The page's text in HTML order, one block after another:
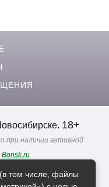
18+
при наличии активной
Bonsk.ru
персональных данных
том числе, файлы